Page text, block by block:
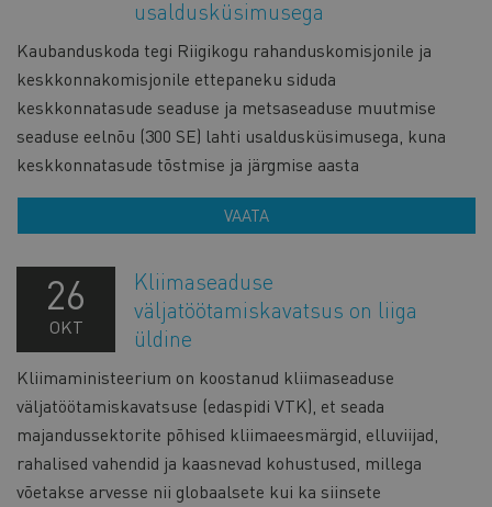
usaldusküsimusega
Kaubanduskoda tegi Riigikogu rahanduskomisjonile ja
keskkonnakomisjonile ettepaneku siduda
keskkonnatasude seaduse ja metsaseaduse muutmise
seaduse eelnõu (300 SE) lahti usaldusküsimusega, kuna
keskkonnatasude tõstmise ja järgmise aasta
VAATA
26
OKT
Kliimaseaduse
väljatöötamiskavatsus on liiga
üldine
Kliimaministeerium on koostanud kliimaseaduse
väljatöötamiskavatsuse (edaspidi VTK), et seada
majandussektorite põhised kliimaeesmärgid, elluviijad,
rahalised vahendid ja kaasnevad kohustused, millega
võetakse arvesse nii globaalsete kui ka siinsete